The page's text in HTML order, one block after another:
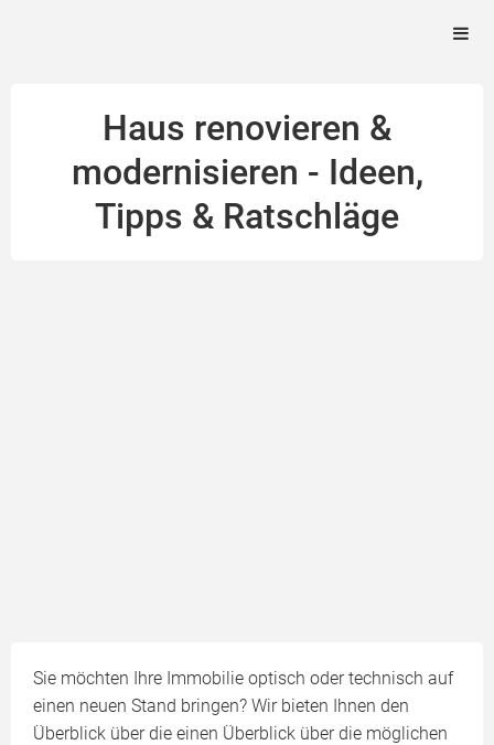
Haus renovieren &
modernisieren - Ideen,
Tipps & Ratschläge
Sie möchten Ihre Immobilie optisch oder technisch auf
einen neuen Stand bringen? Wir bieten Ihnen den
Überblick über die einen Überblick über die möglichen